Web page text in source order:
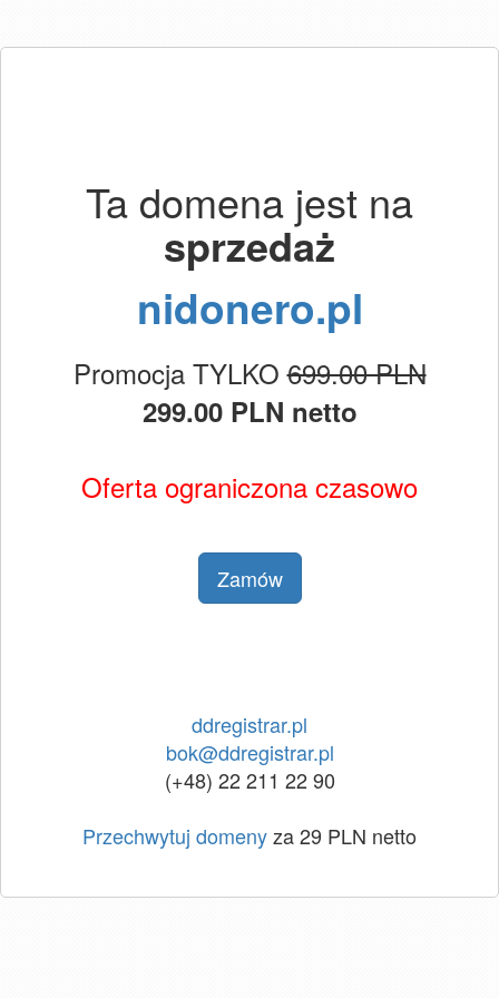
Ta domena jest na
sprzedaż
nidonero.pl
Promocja TYLKO699.00 PLN
299.00 PLN netto
Oferta ograniczona czasowo
Zamów
ddregistrar.pl
bok@ddregistrar.pl
(+48) 22 211 22 90
Przechwytuj domenyza 29 PLN netto